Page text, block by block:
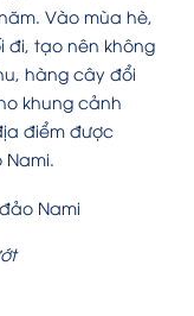
Vào mùa hè,
đi, tạo nên không
hàng cây đổi
khung cảnh
điểm được